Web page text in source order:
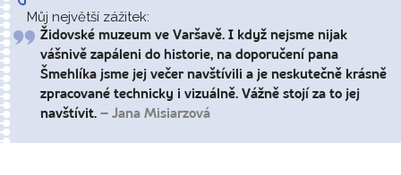
Můj největší zážitek:
Židovské muzeum ve Varšavě. I když nejsme nijak
vášnivě zapáleni do historie, na doporučení pana
Šmehlíka jsme jej večer navštívili a je neskutečně krásně
zpracované technicky i vizuálně. Vážně stojí za to jej
navštívit. – Jana Misiarzová